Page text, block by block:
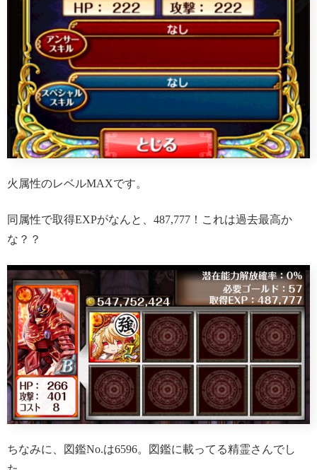
火属性のレベルMAXです。
同属性で取得EXPがなんと、487,777！これは過去最高か
な？？
ちなみに、図鑑No.は6596。図鑑に載ってる精霊さんでし